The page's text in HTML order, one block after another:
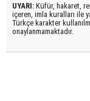
UYARI: Küfür, hakaret,
içeren, imla kuralları ile
Türkçe karakter
onaylanmamaktadır.